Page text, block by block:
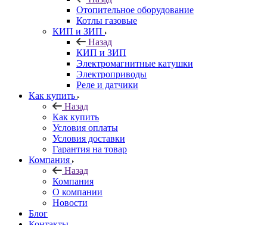
Отопительное оборудование
Котлы газовые
КИП и ЗИП
Назад
КИП и ЗИП
Электромагнитные катушки
Электроприводы
Реле и датчики
Как купить
Назад
Как купить
Условия оплаты
Условия доставки
Гарантия на товар
Компания
Назад
Компания
О компании
Новости
Блог